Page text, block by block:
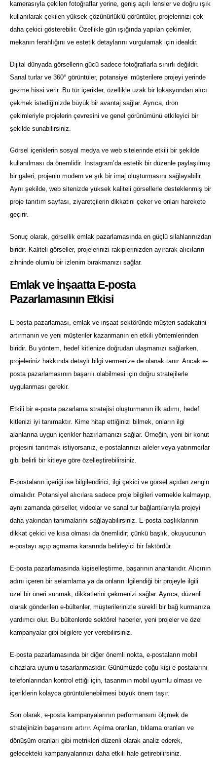
kamerasıyla çekilen fotoğraflar yerine, geniş açılı lensler ve doğru ışık
kullanılarak çekilen yüksek çözünürlüklü görüntüler, projelerinizi çok
daha çekici gösterebilir. Özellikle gün ışığında yapılan çekimler,
mekanın ferahlığını ve estetik detaylarını vurgulamak için idealdir.
Dijital dünyada görsellerin gücü sadece fotoğraflarla sınırlı değildir.
Sanal turlar ve 360° görüntüler, potansiyel müşterilere projeyi yerinde
gezme hissi verir. Bu tür içerikler, özellikle uzak bir lokasyondan alıcı
çekmek istediğinizde büyük bir avantaj sağlar. Ayrıca, dron
çekimleriyle projelerin çevresini ve genel görünümünü etkileyici bir
şekilde sunabilirsiniz.
Görsel içeriklerin sosyal medya ve web sitelerinde etkili bir şekilde
kullanılması da önemlidir. Instagram’da estetik bir düzenle paylaşılmış
bir galeri, projenin modern ve şık bir imaj oluşturmasını sağlayabilir.
Aynı şekilde, web sitenizde yüksek kaliteli görsellerle desteklenmiş bir
proje tanıtım sayfası, ziyaretçilerin dikkatini çeker ve onları harekete
geçirir.
Sonuç olarak, görsellik emlak pazarlamasında en güçlü silahlarınızdan
biridir. Kaliteli görseller, projelerinizi rakiplerinizden ayırarak alıcıların
zihninde olumlu bir izlenim bırakmanızı sağlar.
Emlak ve İnşaatta E-posta
Pazarlamasının Etkisi
E-posta pazarlaması, emlak ve inşaat sektöründe müşteri sadakatini
artırmanın ve yeni müşteriler kazanmanın en etkili yöntemlerinden
biridir. Bu yöntem, hedef kitlenize doğrudan ulaşmanızı sağlarken,
projeleriniz hakkında detaylı bilgi vermenize de olanak tanır. Ancak e-
posta pazarlamasının başarılı olabilmesi için doğru stratejilerle
uygulanması gerekir.
Etkili bir e-posta pazarlama stratejisi oluşturmanın ilk adımı, hedef
kitlenizi iyi tanımaktır. Kime hitap ettiğinizi bilmek, onların ilgi
alanlarına uygun içerikler hazırlamanızı sağlar. Örneğin, yeni bir konut
projesini tanıtmak istiyorsanız, e-postalarınızı aileler veya yatırımcılar
gibi belirli bir kitleye göre özelleştirebilirsiniz.
E-postaların içeriği ise bilgilendirici, ilgi çekici ve görsel açıdan zengin
olmalıdır. Potansiyel alıcılara sadece proje bilgileri vermekle kalmayıp,
aynı zamanda görseller, videolar ve sanal tur bağlantılarıyla projeyi
daha yakından tanımalarını sağlayabilirsiniz. E-posta başlıklarının
dikkat çekici ve kısa olması da önemlidir; çünkü başlık, okuyucunun
e-postayı açıp açmama kararında belirleyici bir faktördür.
E-posta pazarlamasında kişiselleştirme, başarının anahtarıdır. Alıcının
adını içeren bir selamlama ya da onların ilgilendiği bir projeyle ilgili
özel bir öneri sunmak, dikkatlerini çekmenizi sağlar. Ayrıca, düzenli
olarak gönderilen e-bültenler, müşterilerinizle sürekli bir bağ kurmanıza
yardımcı olur. Bu bültenlerde sektörel haberler, yeni projeler ve özel
kampanyalar gibi bilgilere yer verebilirsiniz.
E-posta pazarlamasında bir diğer önemli nokta, e-postaların mobil
cihazlara uyumlu tasarlanmasıdır. Günümüzde çoğu kişi e-postalarını
telefonlarından kontrol ettiği için, tasarımın mobil uyumlu olması ve
içeriklerin kolayca görüntülenebilmesi büyük önem taşır.
Son olarak, e-posta kampanyalarının performansını ölçmek de
stratejinizin başarısını artırır. Açılma oranları, tıklama oranları ve
dönüşüm oranları gibi metrikleri düzenli olarak analiz ederek,
gelecekteki kampanyalarınızı daha etkili hale getirebilirsiniz.